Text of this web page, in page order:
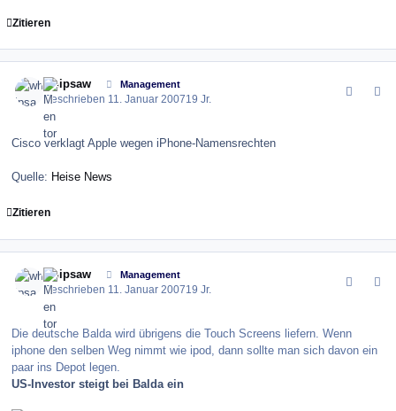
Zitieren
whipsaw Management
Geschrieben 11. Januar 200719 Jr.
Cisco verklagt Apple wegen iPhone-Namensrechten
Quelle: Heise News
Zitieren
whipsaw Management
Geschrieben 11. Januar 200719 Jr.
Die deutsche Balda wird übrigens die Touch Screens liefern. Wenn
iphone den selben Weg nimmt wie ipod, dann sollte man sich davon ein
paar ins Depot legen.
US-Investor steigt bei Balda ein